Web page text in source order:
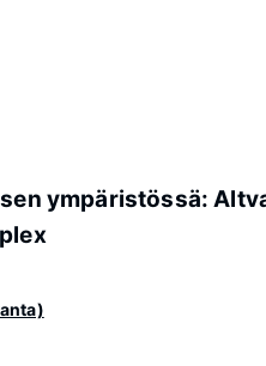
ympäristössä: